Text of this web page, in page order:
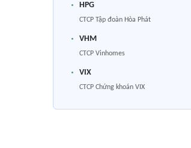
HPG
CTCP Tập đoàn Hòa Phát
VHM
CTCP Vinhomes
VIX
CTCP Chứng khoán VIX